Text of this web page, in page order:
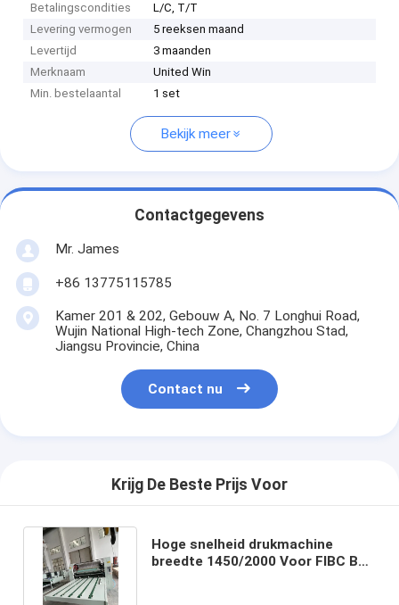
Betalingscondities
L/C, T/T
Levering vermogen
5 reeksen maand
Levertijd
3 maanden
Merknaam
United Win
Min. bestelaantal
1 set
Bekijk meer
Contactgegevens
Mr. James
+86 13775115785
Kamer 201 & 202, Gebouw A, No. 7 Longhui Road,
Wujin National High-tech Zone, Changzhou Stad,
Jiangsu Provincie, China
Contact nu
Krijg De Beste Prijs Voor
Hoge snelheid drukmachine
breedte 1450/2000 Voor FIBC Bag